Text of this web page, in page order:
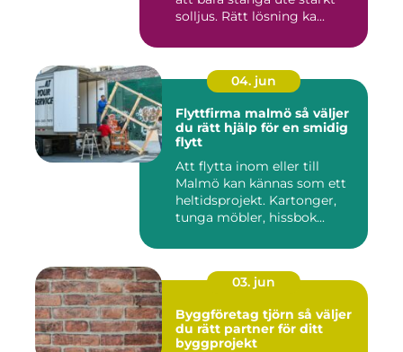
solljus. Rätt lösning ka...
04. jun
Flyttfirma malmö så väljer
du rätt hjälp för en smidig
flytt
Att flytta inom eller till
Malmö kan kännas som ett
heltidsprojekt. Kartonger,
tunga möbler, hissbok...
03. jun
Byggföretag tjörn så väljer
du rätt partner för ditt
byggprojekt